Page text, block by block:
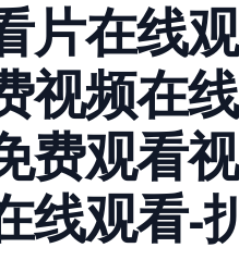
片在线
视频在
费观看
线观看-